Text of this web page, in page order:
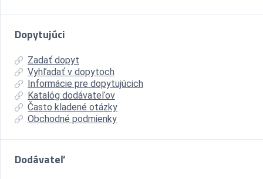
Dopytujúci
Zadať dopyt
Vyhľadať v dopytoch
Informácie pre dopytujúcich
Katalóg dodávateľov
Často kladené otázky
Obchodné podmienky
Dodávateľ